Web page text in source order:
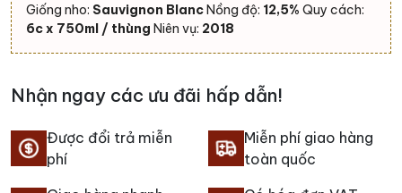
Giống nho: Sauvignon BlancNồng độ: 12,5% Quy cách:
6c x 750ml / thùng Niên vụ: 2018
Nhận ngay các ưu đãi hấp dẫn!
Được đổi trả miễn
phí
Miễn phí giao hàng
toàn quốc